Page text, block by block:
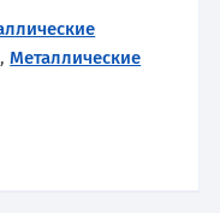
,Металлические